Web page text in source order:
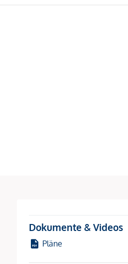
Dokumente & Videos
Pläne